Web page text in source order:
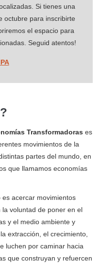
Si tienes una
octubre para inscribirte
el espacio para
Seguid atentos!
Transformadoras es
movimientos de la
partes del mundo, en
que llamamos economías
acercar movimientos
voluntad de poner en el
y el medio ambiente y
extracción, el crecimiento,
luchen por caminar hacia
que construyan y refuercen